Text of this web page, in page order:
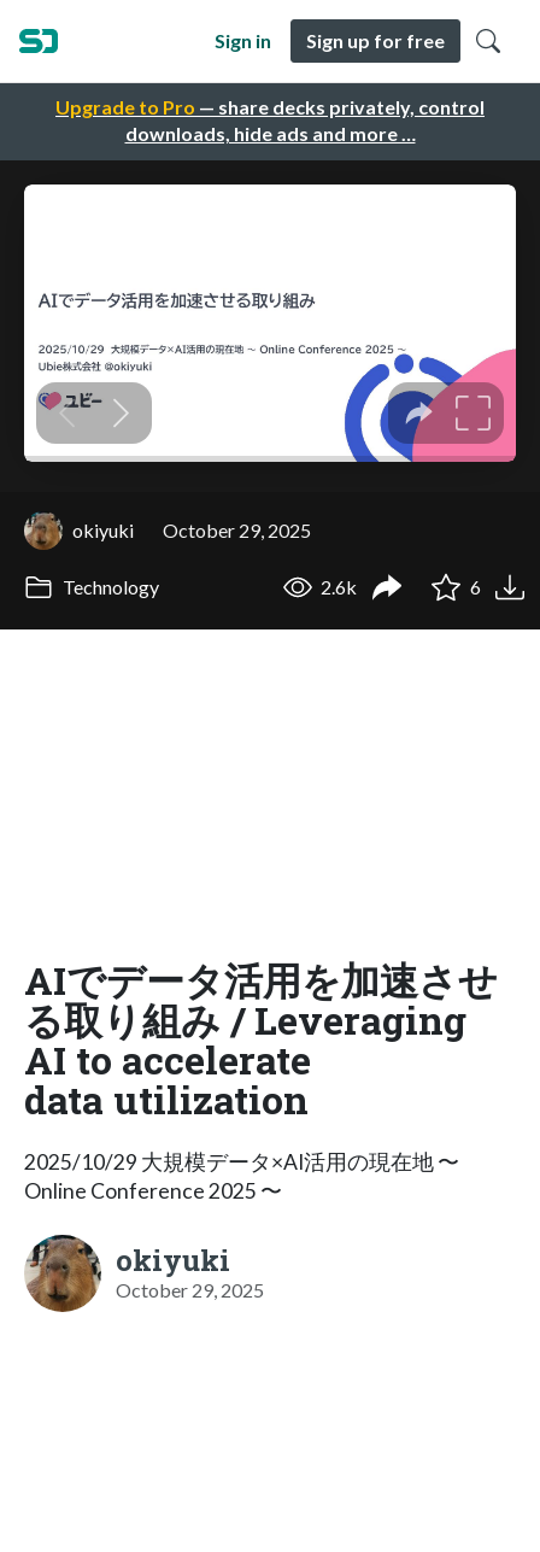
Upgrade to Pro — share decks privately, control
downloads, hide ads and more …
Sign in Sign up for free
okiyuki October 29, 2025
Technology 2.6k 6
AIでデータ活用を加速させ
る取り組み / Leveraging
AI to accelerate
data utilization
2025/10/29 大規模データ×AI活用の現在地 〜
Online Conference 2025 〜
okiyuki
October 29, 2025